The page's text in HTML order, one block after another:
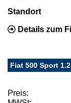
Standort
Details zum
Fiat 500 Sport
Preis: